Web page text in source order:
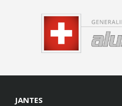
JANTES